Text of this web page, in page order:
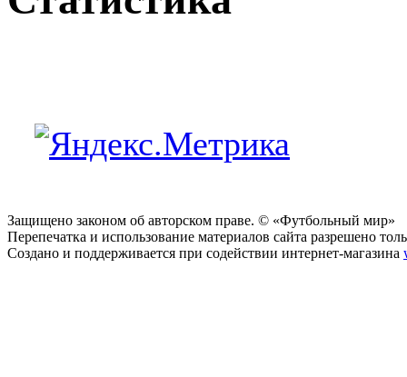
Защищено законом об авторском праве. © «Футбольный мир»
Перепечатка и использование материалов сайта разрешено
Создано и поддерживается при содействии интернет-магазина